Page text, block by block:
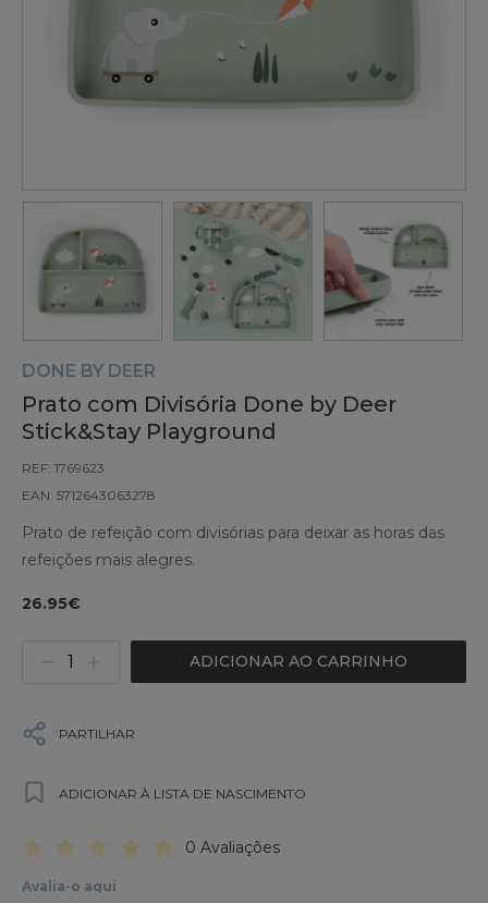
DONE BY DEER
Prato com Divisória Done by Deer
Stick&Stay Playground
REF: 1769623
EAN: 5712643063278
Prato de refeição com divisórias para deixar as horas das
refeições mais alegres.
26.95€
ADICIONAR AO CARRINHO
PARTILHAR
ADICIONAR À LISTA DE NASCIMENTO
0 Avaliações
Avalia-o aqui